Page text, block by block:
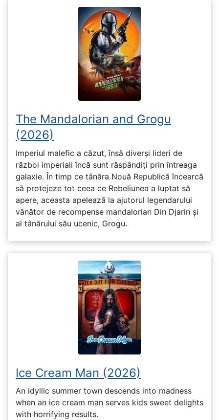
The Mandalorian and Grogu
(2026)
Imperiul malefic a căzut, însă diverși lideri de
război imperiali încă sunt răspândiți prin întreaga
galaxie. În timp ce tânăra Nouă Republică încearcă
să protejeze tot ceea ce Rebeliunea a luptat să
apere, aceasta apelează la ajutorul legendarului
vânător de recompense mandalorian Din Djarin și
al tânărului său ucenic, Grogu.
Ice Cream Man (2026)
An idyllic summer town descends into madness
when an ice cream man serves kids sweet delights
with horrifying results.